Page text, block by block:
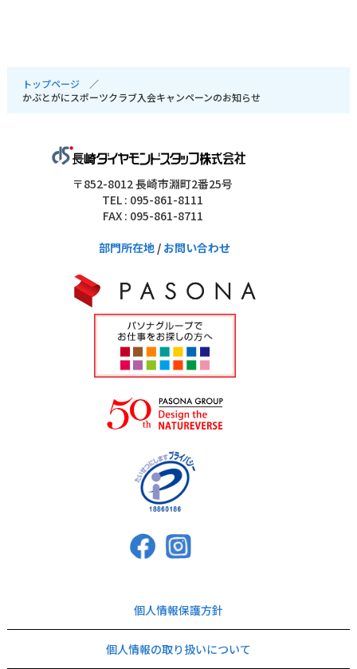
トップページ
かぶとがにスポーツクラブ入会キャンペーンのお知らせ
〒852-8012 長崎市淵町2番25号
TEL : 095-861-8111
FAX : 095-861-8711
部門所在地 / お問い合わせ
個人情報保護方針
個人情報の取り扱いについて